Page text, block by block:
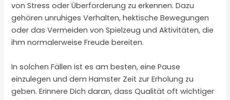
von Stress oder Überforderung zu erkennen. Dazu
gehören unruhiges Verhalten, hektische Bewegungen
oder das Vermeiden von Spielzeug und Aktivitäten, die
ihm normalerweise Freude bereiten.
In solchen Fällen ist es am besten, eine Pause
einzulegen und dem Hamster Zeit zur Erholung zu
geben. Erinnere Dich daran, dass Qualität oft wichtiger